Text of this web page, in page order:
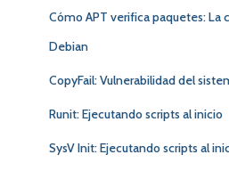
Cómo APT verifica paquetes: La
Debian
CopyFail: Vulnerabilidad del
Runit: Ejecutando scripts al inicio
SysV Init: Ejecutando scripts al